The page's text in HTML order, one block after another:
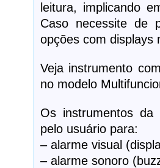
leitura, implicando
Caso necessite de
opções com displays
Veja instrumento
no modelo
Os instrumentos da
pelo usuário para:
– alarme visual
– alarme sonoro